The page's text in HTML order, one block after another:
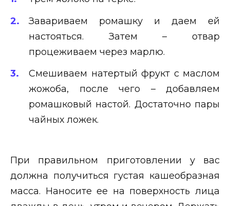
Завариваем ромашку и даем ей
настояться. Затем – отвар
процеживаем через марлю.
Смешиваем натертый фрукт с маслом
жожоба, после чего – добавляем
ромашковый настой. Достаточно пары
чайных ложек.
При правильном приготовлении у вас
должна получиться густая кашеобразная
масса. Наносите ее на поверхность лица